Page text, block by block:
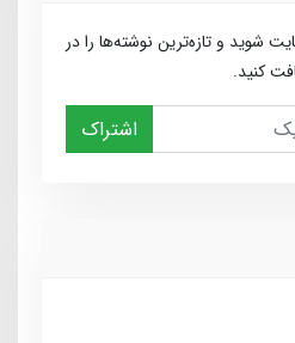
شوید و تازه‌ترین نوشته‌ها را در
کنید.
اشتراک